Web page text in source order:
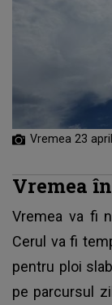
Vremea 23
Vremea
Vremea va fi
Cerul va fi
pentru ploi
pe parcursul